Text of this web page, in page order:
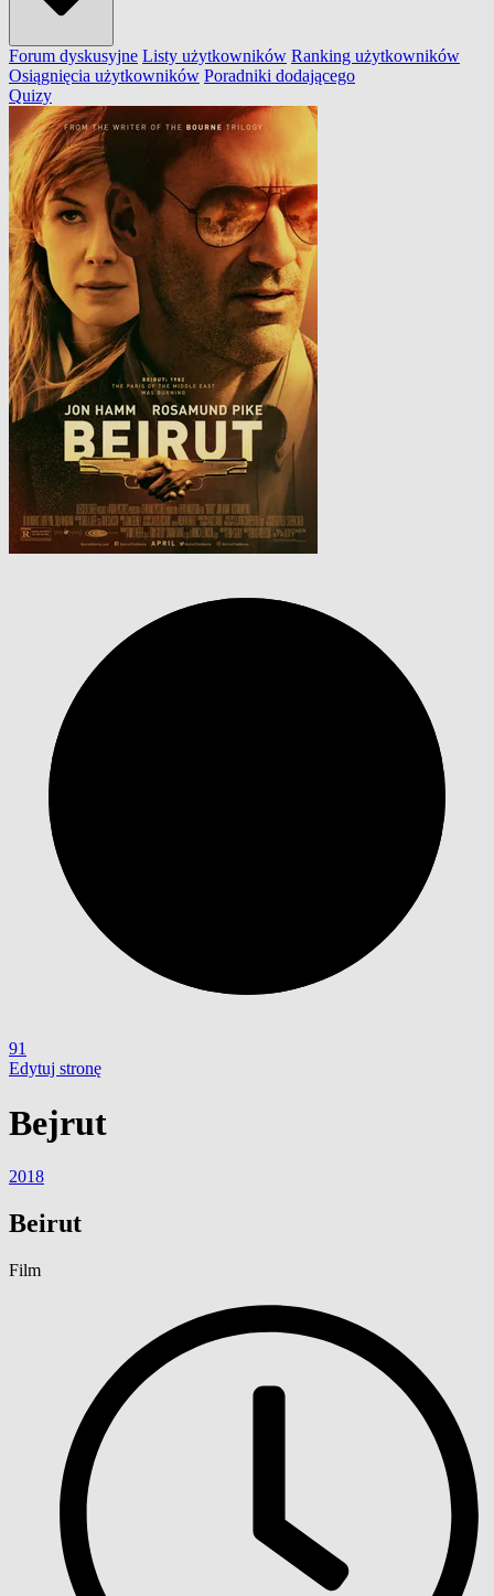
Forum dyskusyjne Listy użytkowników Ranking użytkowników
Osiągnięcia użytkowników Poradniki dodającego
Quizy
91
Edytuj stronę
Bejrut
2018
Beirut
Film